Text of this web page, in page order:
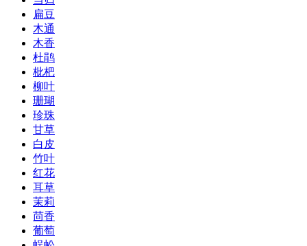
扁豆
木通
木香
杜鹃
枇杷
柳叶
珊瑚
珍珠
甘草
白皮
竹叶
红花
耳草
茉莉
茴香
葡萄